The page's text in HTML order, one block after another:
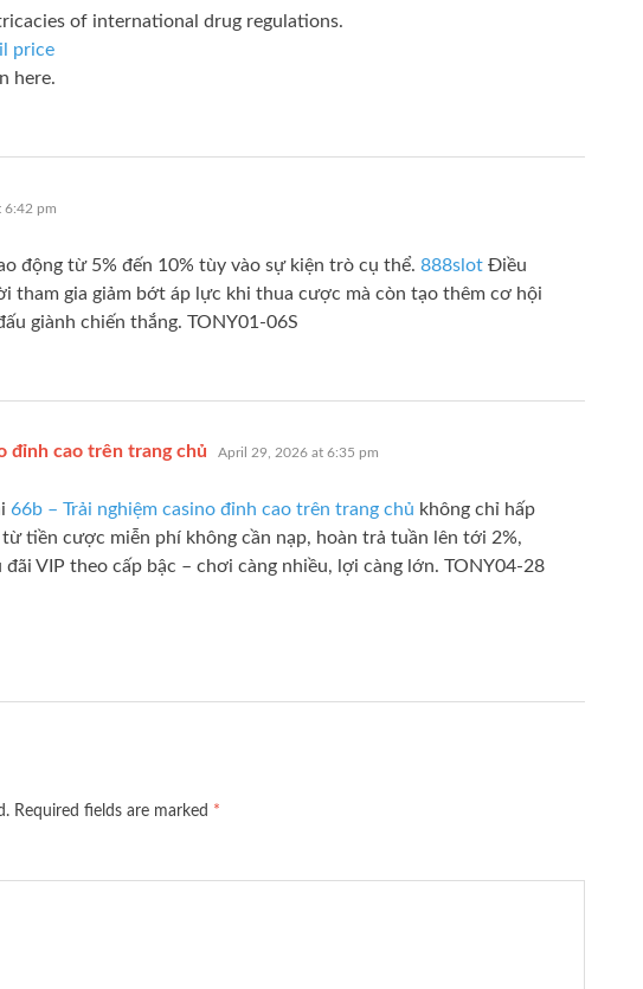
of international drug regulations.
price
here.
6:42 pm
động từ 5% đến 10% tùy vào sự kiện trò cụ thể. 888slot Điều
tham gia giảm bớt áp lực khi thua cược mà còn tạo thêm cơ hội
giành chiến thắng. TONY01-06S
đỉnh cao trên trang chủ says:
April 29, 2026 at 6:35 pm
66b – Trải nghiệm casino đỉnh cao trên trang chủ không chỉ hấp
tiền cược miễn phí không cần nạp, hoàn trả tuần lên tới 2%,
VIP theo cấp bậc – chơi càng nhiều, lợi càng lớn. TONY04-28
Required fields are marked *